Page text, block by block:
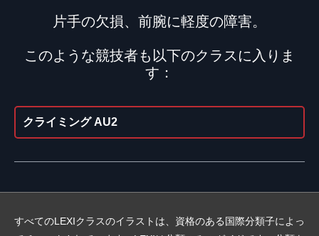
片手の欠損、前腕に軽度の障害。
このような競技者も以下のクラスに入りま
す：
クライミング AU2
すべてのLEXIクラスのイラストは、資格のある国際分類子によっ